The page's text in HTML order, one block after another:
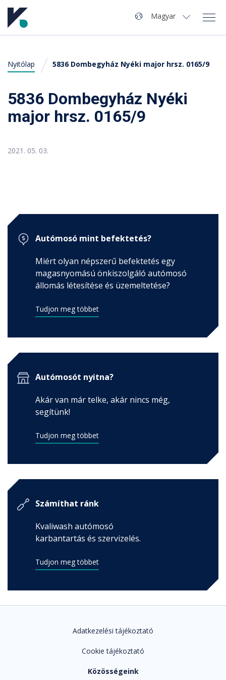
Navigáció
Autómosó kereső
Miért pont a Kvaliwash?
Tippek, Tanácsok
GYIK
Nyelv
Magyar
Nyitólap 5836 Dombegyház Nyéki major hrsz. 0165/9
5836 Dombegyház Nyéki
major hrsz. 0165/9
2021. 05. 03.
Autómosó mint befektetés?
Miért olyan népszerű befektetés egy
magasnyomású önkiszolgáló autómosó
állomás létesítése és üzemeltetése?
Tudjon meg többet
Autómosót nyitna?
Akár van már telke, akár nincs még,
segítünk!
Tudjon meg többet
Számíthat ránk
Kvaliwash autómosó
karbantartás és szervizelés.
Tudjon meg többet
Adatkezelési tájékoztató
Cookie tájékoztató
Közösségeink